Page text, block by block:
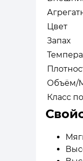
Цвет
Запах
Объём/
Класс